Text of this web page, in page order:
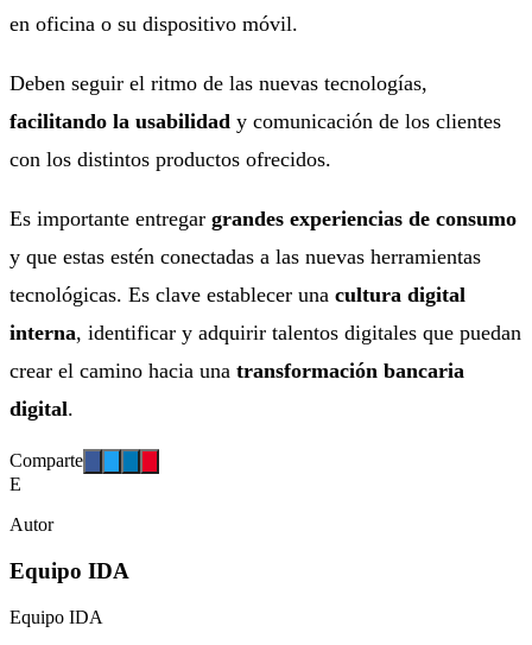
en oficina o su dispositivo móvil.
Deben seguir el ritmo de las nuevas tecnologías,
facilitando la usabilidad y comunicación de los clientes
con los distintos productos ofrecidos.
Es importante entregar grandes experiencias de consumo
y que estas estén conectadas a las nuevas herramientas
tecnológicas. Es clave establecer una cultura digital
interna, identificar y adquirir talentos digitales que puedan
crear el camino hacia una transformación bancaria
digital.
Comparte
E
Autor
Equipo IDA
Equipo IDA